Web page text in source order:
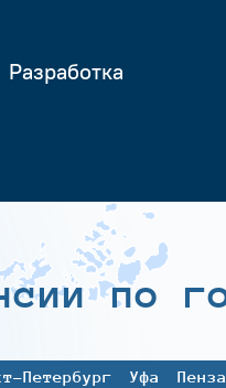
Разработка
по
Петербург Уфа Пенза